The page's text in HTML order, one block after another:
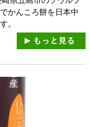
かんころ餅を日本中
。